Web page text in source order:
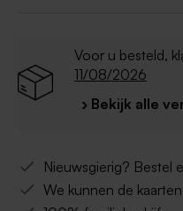
Voor u besteld,
11/08/2026
› Bekijk alle
Nieuwsgierig? Bestel
We kunnen de